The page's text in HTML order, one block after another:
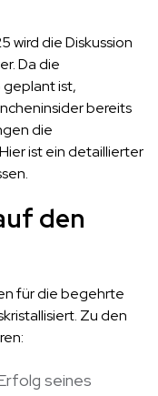
wird die Diskussion
Da die
geplant ist,
bereits
die
ist ein detaillierter
den
für die begehrte
Zu den
seines